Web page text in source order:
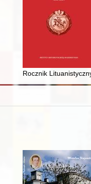
Piasku w Krakowie =
Rocznik